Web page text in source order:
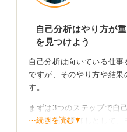
自己分析はやり方が
を見つけよう
自己分析は向いている仕
ですが、そのやり方や結
す。
まずは3つのステップで自
一に過去の棚卸しとして、
⋯続きを読む▼